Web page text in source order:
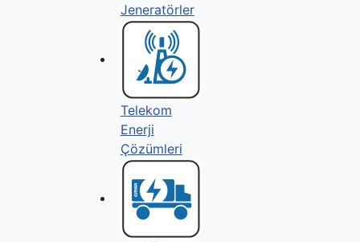
Jeneratörler
Telekom
Enerji
Çözümleri